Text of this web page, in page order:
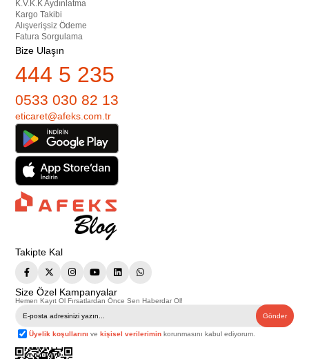
K.V.K.K Aydınlatma
Kargo Takibi
Alışverişsiz Ödeme
Fatura Sorgulama
Bize Ulaşın
444 5 235
0533 030 82 13
eticaret@afeks.com.tr
Takipte Kal
Size Özel Kampanyalar
Hemen Kayıt Ol Fırsatlardan Önce Sen Haberdar Ol!
Gönder
Üyelik koşullarını vekişisel verilerimin korunmasını kabul ediyorum.